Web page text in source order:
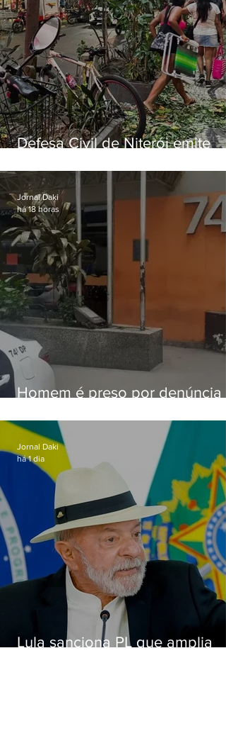
Defesa Civil de Niterói emite
sexta-feira (07)
Homem é preso por denúncia
Alcântara
Jornal Daki
há 18 horas
Lula sanciona PL que amplia
Jornal Daki
há 1 dia